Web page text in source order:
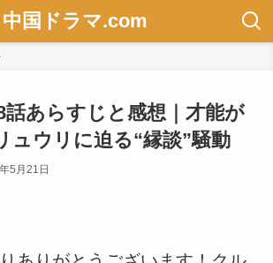
中国ドラマ.com
話あらすじと感想｜才能が
ュウリに迫る“縁談”騒動
5月21日